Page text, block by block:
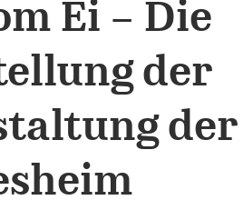
Ei – Die
der
der